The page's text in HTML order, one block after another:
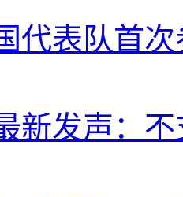
代表队首
新发声：